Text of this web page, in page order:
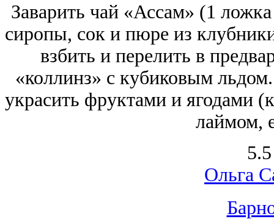
Заварить чай «Ассам» (1
сиропы, сок и пюре из
взбить и перелить в
«коллинз» с кубиковым
украсить фруктами и ягодами
лаймом,
Ольга